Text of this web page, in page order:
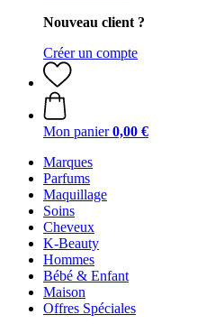
Nouveau client ?
Créer un compte
Mon panier 0,00 €
Marques
Parfums
Maquillage
Soins
Cheveux
K-Beauty
Hommes
Bébé & Enfant
Maison
Offres Spéciales